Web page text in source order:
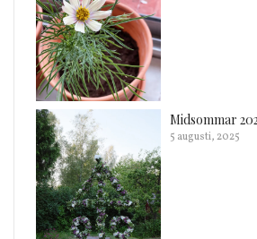
Midsommar
5 augusti, 2025